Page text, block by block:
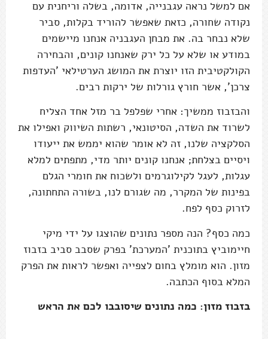
אם למשל נראה עגבנייה, אדומה, בשלה וריחנית עם
נקודה שחורה, כזאת שאפשר להוריד בקלות, סביר
שלא נבחר בה. את מבחן העגבניה אנחנו מיישמים
במודע או שלא על כל ירק שאנחנו קונים, והבחירה
הקולקטיבית הזו יוצרת את המושג הערטילאי 'העדפות
צרכן', אשר חורץ גורלות של ירקות רבים.
והבזבוז ממשיך: אחרי שפלפל בר מזל אחד הצליח
לשרוד את השדה, הסיטונאי, רשתות השיווק ואפילו את
הסלקציה שלנו, זה לא אומר שהוא יממש את ייעודו
ויסיים בצלחת; אנחנו קונים יותר מדי, מתפתים למלא
עגלות, לעגל לקילוגרמים ולשכוח את חומרי הגלם
בפינות של המקרר, מה שגורם לנו, בשורה התחתונה,
לזרוק כסף לפח.
כמה כסף? הנה מספר נתונים שהוצגו על ידי מיקי
חיימוביץ בתוכנית 'המערכת' בפרק שסבב סביב בזבוז
מזון. הוא מומלץ בחום לצפייה ואפשר לראות את הפרק
המלא בסוף הכתבה.
בזבוז מזון: כמה נתונים שיסובבו לכם את הראש